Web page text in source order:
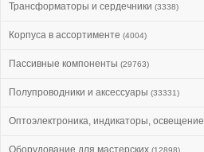
Трансформаторы и сердечники (3338)
Корпуса в ассортименте (4004)
Пассивные компоненты (29763)
Полупроводники и аксессуары (33331)
Оптоэлектроника, индикаторы, освещение
Оборудование для мастерских (12898)